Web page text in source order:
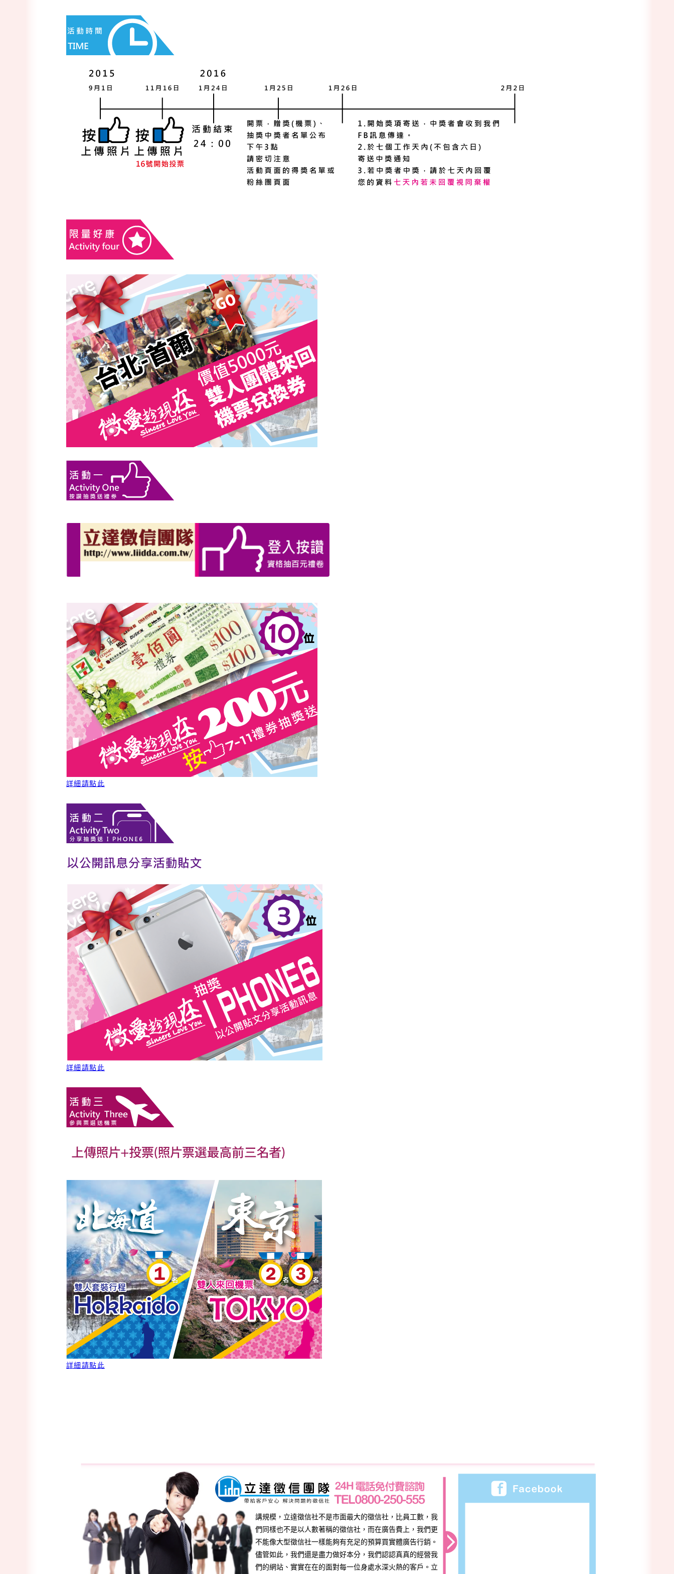
詳細請點此
詳細請點此
詳細請點此
講規模，立達徵信社不是市面最大的徵信社，比員工數，我
們同樣也不是以人數著稱的徵信社，而在廣告費上，我們更
不能像大型徵信社一樣能夠有充足的預算買實體廣告行銷。
儘管如此，我們還是盡力做好本分，我們認認真真的經營我
們的網站、實實在在的面對每一位身處水深火熱的客戶。立